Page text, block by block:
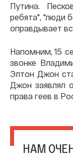
Путина.
ребята", "люди
оправдывает
Напомним, 15
звонке
Элтон Джон
Джон заявлял
права геев в
НАМ